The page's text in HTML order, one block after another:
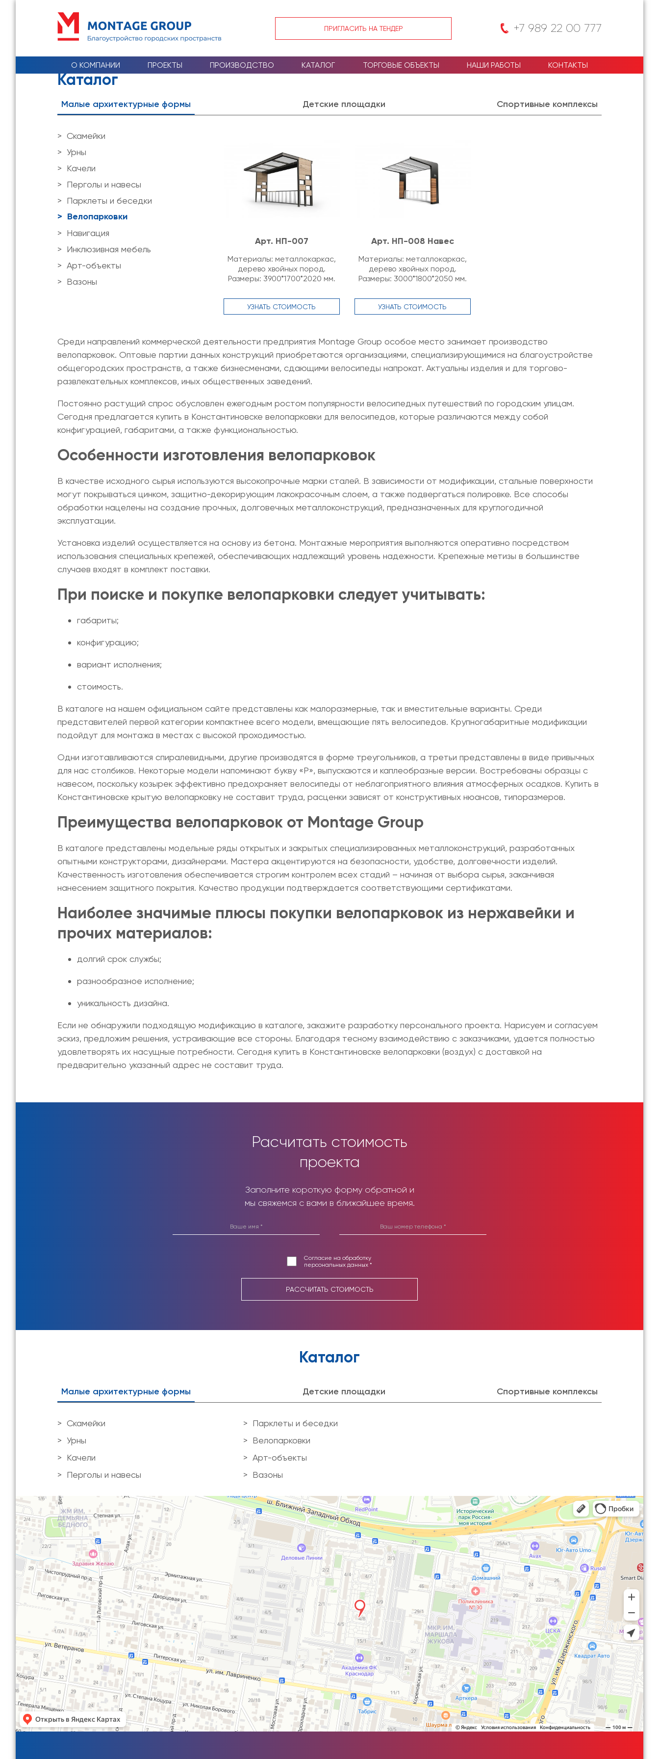
ПРИГЛАСИТЬ НА ТЕНДЕР +7 989 22 00 777
О КОМПАНИИ ПРОЕКТЫ ПРОИЗВОДСТВО КАТАЛОГ ТОРГОВЫЕ ОБЪЕКТЫ НАШИ РАБОТЫ КОНТАКТЫ
Каталог
Малые архитектурные формы Детские площадки Спортивные комплексы
Скамейки
Урны
Качели
Перголы и навесы
Парклеты и беседки
Велопарковки
Навигация
Инклюзивная мебель
Арт-объекты
Вазоны
Арт. НП-007
Материалы: металлокаркас,
дерево хвойных пород.
Размеры: 3900*1700*2020 мм.
УЗНАТЬ СТОИМОСТЬ
Арт. НП-008 Навес
Материалы: металлокаркас,
дерево хвойных пород.
Размеры: 3000*1800*2050 мм.
УЗНАТЬ СТОИМОСТЬ
Среди направлений коммерческой деятельности предприятия Montage Group особое место занимает производство
велопарковок. Оптовые партии данных конструкций приобретаются организациями, специализирующимися на благоустройстве
общегородских пространств, а также бизнесменами, сдающими велосипеды напрокат. Актуальны изделия и для торгово-
развлекательных комплексов, иных общественных заведений.
Постоянно растущий спрос обусловлен ежегодным ростом популярности велосипедных путешествий по городским улицам.
Сегодня предлагается купить в Константиновске велопарковки для велосипедов, которые различаются между собой
конфигурацией, габаритами, а также функциональностью.
Особенности изготовления велопарковок
В качестве исходного сырья используются высокопрочные марки сталей. В зависимости от модификации, стальные поверхности
могут покрываться цинком, защитно-декорирующим лакокрасочным слоем, а также подвергаться полировке. Все способы
обработки нацелены на создание прочных, долговечных металлоконструкций, предназначенных для круглогодичной
эксплуатации.
Установка изделий осуществляется на основу из бетона. Монтажные мероприятия выполняются оперативно посредством
использования специальных крепежей, обеспечивающих надлежащий уровень надежности. Крепежные метизы в большинстве
случаев входят в комплект поставки.
При поиске и покупке велопарковки следует учитывать:
габариты;
конфигурацию;
вариант исполнения;
стоимость.
В каталоге на нашем официальном сайте представлены как малоразмерные, так и вместительные варианты. Среди
представителей первой категории компактнее всего модели, вмещающие пять велосипедов. Крупногабаритные модификации
подойдут для монтажа в местах с высокой проходимостью.
Одни изготавливаются спиралевидными, другие производятся в форме треугольников, а третьи представлены в виде привычных
для нас столбиков. Некоторые модели напоминают букву «Р», выпускаются и каплеобразные версии. Востребованы образцы с
навесом, поскольку козырек эффективно предохраняет велосипеды от неблагоприятного влияния атмосферных осадков. Купить в
Константиновске крытую велопарковкуне составит труда, расценки зависят от конструктивных нюансов, типоразмеров.
Преимущества велопарковок от Montage Group
В каталоге представлены модельные ряды открытых и закрытых специализированных металлоконструкций, разработанных
опытными конструкторами, дизайнерами. Мастера акцентируются на безопасности, удобстве, долговечности изделий.
Качественность изготовления обеспечивается строгим контролем всех стадий – начиная от выбора сырья, заканчивая
нанесением защитного покрытия. Качество продукции подтверждается соответствующими сертификатами.
Наиболее значимые плюсы покупки велопарковок из нержавейки и
прочих материалов:
долгий срок службы;
разнообразное исполнение;
уникальность дизайна.
Если не обнаружили подходящую модификацию в каталоге, закажите разработку персонального проекта. Нарисуем и согласуем
эскиз, предложим решения, устраивающие все стороны. Благодаря тесному взаимодействию с заказчиками, удается полностью
удовлетворять их насущные потребности. Сегодня купить в Константиновске велопарковки (воздух) с доставкой на
предварительно указанный адрес не составит труда.
Расчитать стоимость
проекта
Заполните короткую форму обратной и
мы свяжемся с вами в ближайшее время.
Согласие на обработку
персональных данных *
РАССЧИТАТЬ СТОИМОСТЬ
Каталог
Малые архитектурные формы Детские площадки Спортивные комплексы
Скамейки
Урны
Качели
Перголы и навесы
Парклеты и беседки
Велопарковки
Арт-объекты
Вазоны